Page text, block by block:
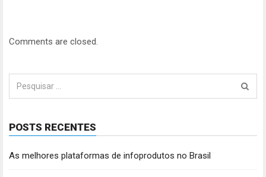
Comments are closed.
Pesquisar
por:
POSTS RECENTES
As melhores plataformas de infoprodutos no Brasil